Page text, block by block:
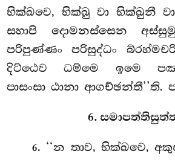
භික්ඛවෙ, භික්ඛු වා භික්ඛුනී
සහාපි දොමනස්සෙන
පරිපුණ්ණං පරිසුද්ධං
දිට්ඨෙවධම්මෙ ඉමෙ
පාසංසා ඨානා ආගච්ඡන්තී’’ති.
6.
6. ‘‘න තාව, භික්ඛවෙ,